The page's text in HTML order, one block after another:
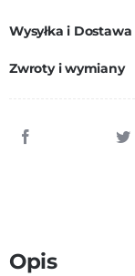
140x200cm
Serce
Wysyłka i Dostawa
Zwroty i wymiany
Opis